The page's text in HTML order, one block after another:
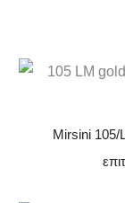
Mirsini 105/